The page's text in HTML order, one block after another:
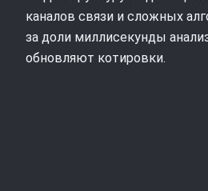
каналов связи и сложных
за доли миллисекунды
обновляют котировки.